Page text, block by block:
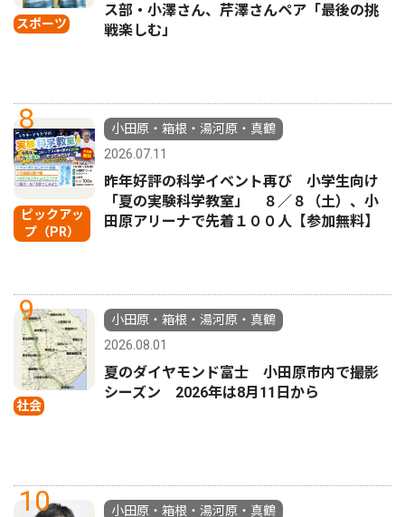
スポーツ
ス部・小澤さん、芹澤さんペア「最後の挑
戦楽しむ」
8
ピックアッ
プ（PR）
小田原・箱根・湯河原・真鶴
2026.07.11
昨年好評の科学イベント再び 小学生向け
「夏の実験科学教室」 ８／８（土）、小
田原アリーナで先着１００人【参加無料】
9
社会
小田原・箱根・湯河原・真鶴
2026.08.01
夏のダイヤモンド富士 小田原市内で撮影
シーズン 2026年は8月11日から
10 小田原・箱根・湯河原・真鶴